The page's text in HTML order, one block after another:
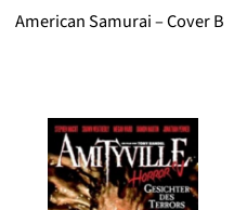
American Samurai – Cover B